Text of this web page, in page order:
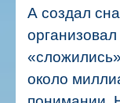
А создал
около